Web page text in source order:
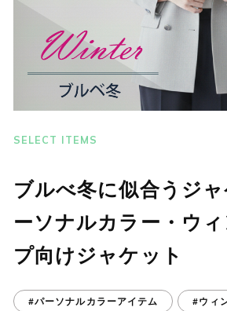
SELECT ITEMS
ブルべ冬に似合うジ
ーソナルカラー・ウ
プ向けジャケット
#パーソナルカラーアイテム #ウィ